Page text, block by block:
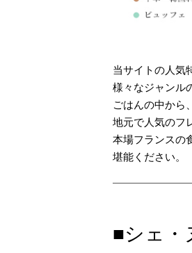
当サイトの人気
様々なジャンル
ごはんの中から
地元で人気のフ
本場フランスの
堪能ください。
■シェ・